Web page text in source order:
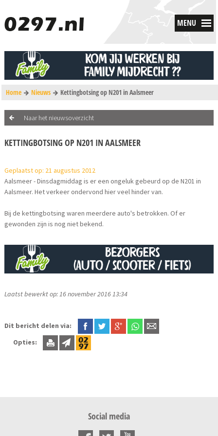
MENU
Home Nieuws Kettingbotsing op N201 in Aalsmeer
Naar het nieuwsoverzicht
KETTINGBOTSING OP N201 IN AALSMEER
Geplaatst op: 21 augustus 2012
Aalsmeer - Dinsdagmiddag is er een ongeluk gebeurd op de N201 in
Aalsmeer. Het verkeer ondervond hier veel hinder van.
Bij de kettingbotsing waren meerdere auto's betrokken. Of er
gewonden zijn is nog niet bekend.
Laatst bewerkt op: 16 november 2016 13:34
Dit bericht delen via:
Opties:
Social media